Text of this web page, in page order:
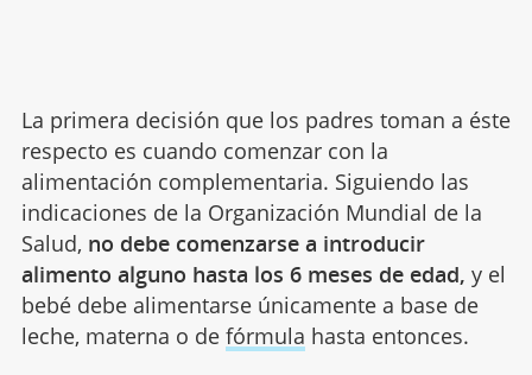
La primera decisión que los padres toman a éste
respecto es cuando comenzar con la
alimentación complementaria. Siguiendo las
indicaciones de la Organización Mundial de la
Salud, no debe comenzarse a introducir
alimento alguno hasta los 6 meses de edad, y el
bebé debe alimentarse únicamente a base de
leche, materna o de fórmula hasta entonces.